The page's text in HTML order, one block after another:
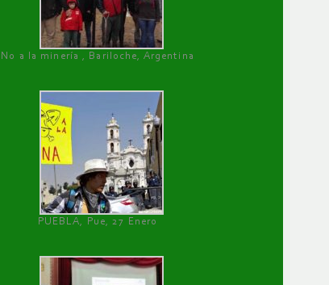
No a la minería , Bariloche, Argentina
PUEBLA, Pue, 27 Enero